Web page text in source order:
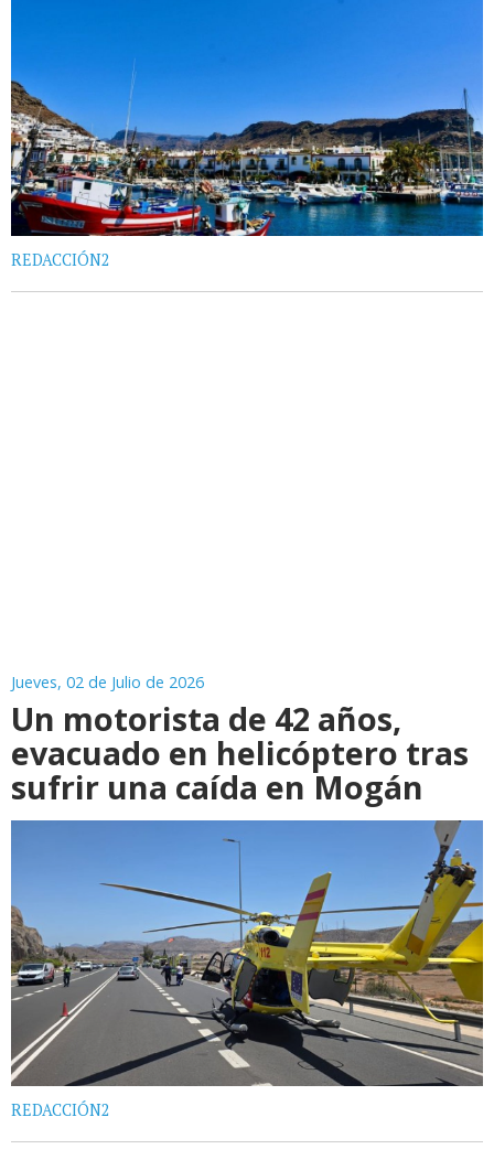
REDACCIÓN2
Jueves, 02 de Julio de 2026
Un motorista de 42 años,
evacuado en helicóptero tras
sufrir una caída en Mogán
REDACCIÓN2